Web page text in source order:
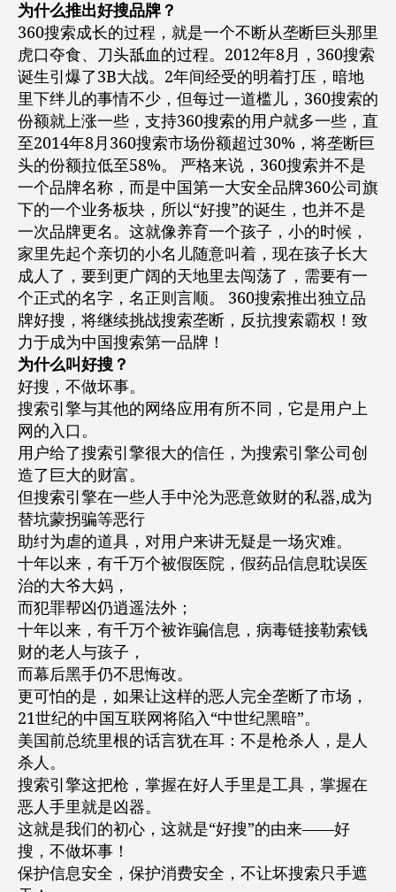
为什么推出好搜品牌？
360搜索成长的过程，就是一个不断从垄断巨头那里
虎口夺食、刀头舐血的过程。2012年8月，360搜索
诞生引爆了3B大战。2年间经受的明着打压，暗地
里下绊儿的事情不少，但每过一道槛儿，360搜索的
份额就上涨一些，支持360搜索的用户就多一些，直
至2014年8月360搜索市场份额超过30%，将垄断巨
头的份额拉低至58%。 严格来说，360搜索并不是
一个品牌名称，而是中国第一大安全品牌360公司旗
下的一个业务板块，所以“好搜”的诞生，也并不是
一次品牌更名。这就像养育一个孩子，小的时候，
家里先起个亲切的小名儿随意叫着，现在孩子长大
成人了，要到更广阔的天地里去闯荡了，需要有一
个正式的名字，名正则言顺。 360搜索推出独立品
牌好搜，将继续挑战搜索垄断，反抗搜索霸权！致
力于成为中国搜索第一品牌！
为什么叫好搜？
好搜，不做坏事。
搜索引擎与其他的网络应用有所不同，它是用户上
网的入口。
用户给了搜索引擎很大的信任，为搜索引擎公司创
造了巨大的财富。
但搜索引擎在一些人手中沦为恶意敛财的私器,成为
替坑蒙拐骗等恶行
助纣为虐的道具，对用户来讲无疑是一场灾难。
十年以来，有千万个被假医院，假药品信息耽误医
治的大爷大妈，
而犯罪帮凶仍逍遥法外；
十年以来，有千万个被诈骗信息，病毒链接勒索钱
财的老人与孩子，
而幕后黑手仍不思悔改。
更可怕的是，如果让这样的恶人完全垄断了市场，
21世纪的中国互联网将陷入“中世纪黑暗”。
美国前总统里根的话言犹在耳：不是枪杀人，是人
杀人。
搜索引擎这把枪，掌握在好人手里是工具，掌握在
恶人手里就是凶器。
这就是我们的初心，这就是“好搜”的由来——好
搜，不做坏事！
保护信息安全，保护消费安全，不让坏搜索只手遮